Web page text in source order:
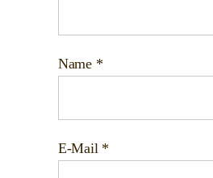
Name *
E-Mail *